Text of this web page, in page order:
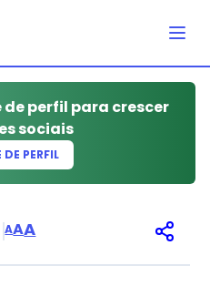
perfil para crescer
sociais
PERFIL
AAA